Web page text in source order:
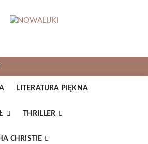
LITERATURA PIĘKNA
THRILLER
CHRISTIE